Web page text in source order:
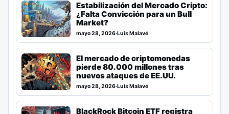
Estabilización del Mercado Cripto:
¿Falta Convicción para un Bull
Market?
mayo 28, 2026·Luis Malavé
El mercado de criptomonedas
pierde 80.000 millones tras
nuevos ataques de EE.UU.
mayo 28, 2026·Luis Malavé
BlackRock Bitcoin ETF registra